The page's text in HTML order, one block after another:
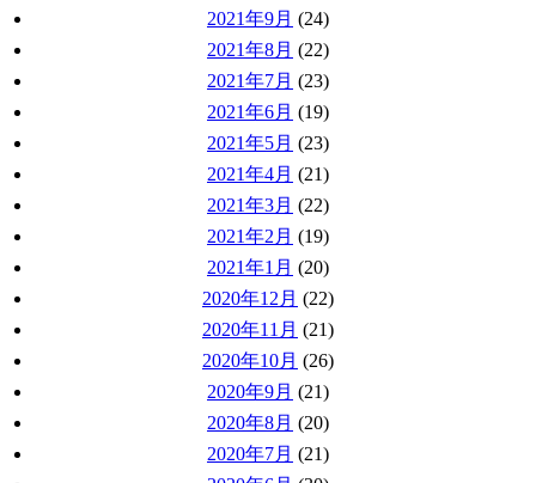
2021年9月 (24)
2021年8月 (22)
2021年7月 (23)
2021年6月 (19)
2021年5月 (23)
2021年4月 (21)
2021年3月 (22)
2021年2月 (19)
2021年1月 (20)
2020年12月 (22)
2020年11月 (21)
2020年10月 (26)
2020年9月 (21)
2020年8月 (20)
2020年7月 (21)